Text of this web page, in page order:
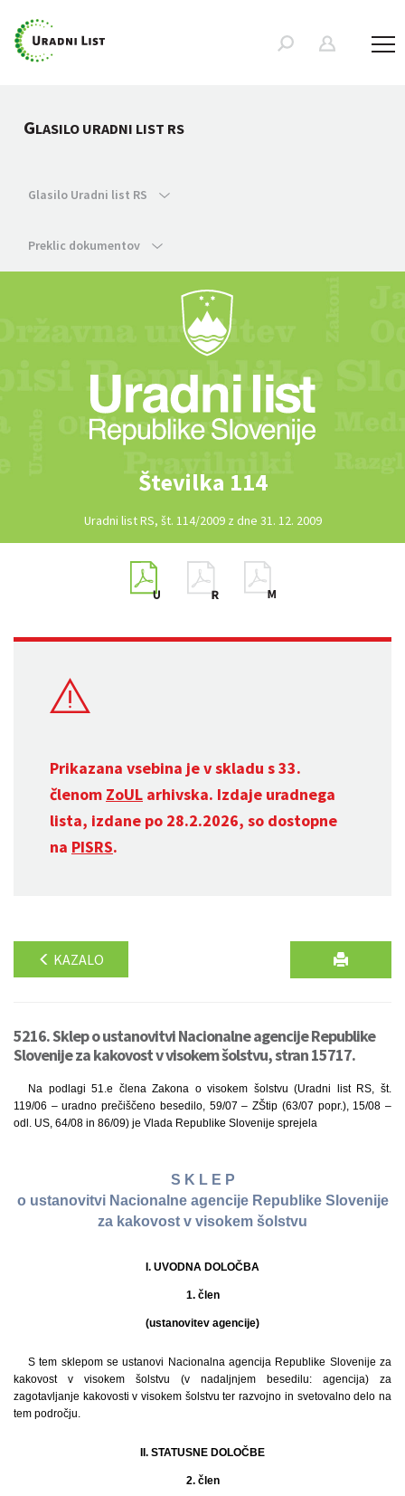
GLASILO URADNI LIST RS
Glasilo Uradni list RS
Preklic dokumentov
Številka 114
Uradni list RS, št. 114/2009 z dne 31. 12. 2009
Prikazana vsebina je v skladu s 33.
členom ZoUL arhivska. Izdaje uradnega
lista, izdane po 28.2.2026, so dostopne
na PISRS.
KAZALO
5216. Sklep o ustanovitvi Nacionalne agencije Republike
Slovenije za kakovost v visokem šolstvu, stran 15717.
Na podlagi 51.e člena Zakona o visokem šolstvu (Uradni list RS, št.
119/06 – uradno prečiščeno besedilo, 59/07 – ZŠtip (63/07 popr.), 15/08 –
odl. US, 64/08 in 86/09) je Vlada Republike Slovenije sprejela
S K L E P
o ustanovitvi Nacionalne agencije Republike Slovenije
za kakovost v visokem šolstvu
I. UVODNA DOLOČBA
1. člen
(ustanovitev agencije)
S tem sklepom se ustanovi Nacionalna agencija Republike Slovenije za
kakovost v visokem šolstvu (v nadaljnjem besedilu: agencija) za
zagotavljanje kakovosti v visokem šolstvu ter razvojno in svetovalno delo na
tem področju.
II. STATUSNE DOLOČBE
2. člen